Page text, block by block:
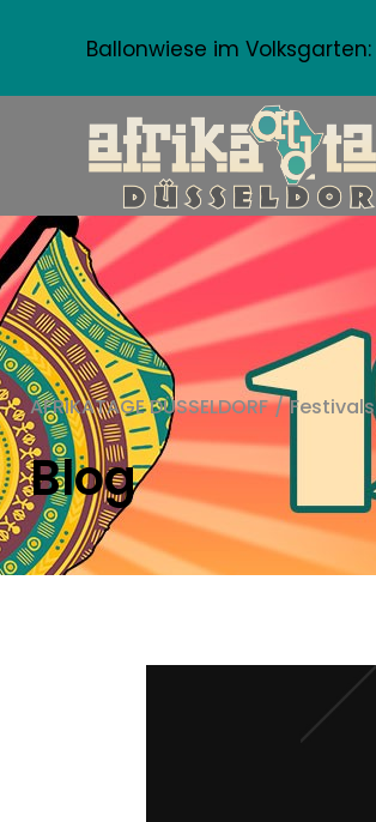
Ballonwiese im Volksgarten:
AFRIKATAGE DÜSSELDORF / Festivals
Blog